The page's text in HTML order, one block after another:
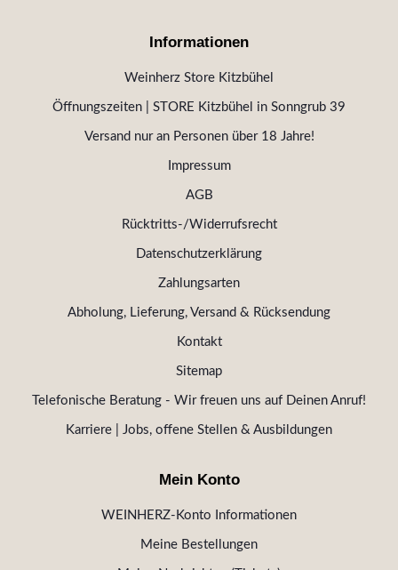
Informationen
Weinherz Store Kitzbühel
Öffnungszeiten | STORE Kitzbühel in Sonngrub 39
Versand nur an Personen über 18 Jahre!
Impressum
AGB
Rücktritts-/Widerrufsrecht
Datenschutzerklärung
Zahlungsarten
Abholung, Lieferung, Versand & Rücksendung
Kontakt
Sitemap
Telefonische Beratung - Wir freuen uns auf Deinen Anruf!
Karriere | Jobs, offene Stellen & Ausbildungen
Mein Konto
WEINHERZ-Konto Informationen
Meine Bestellungen